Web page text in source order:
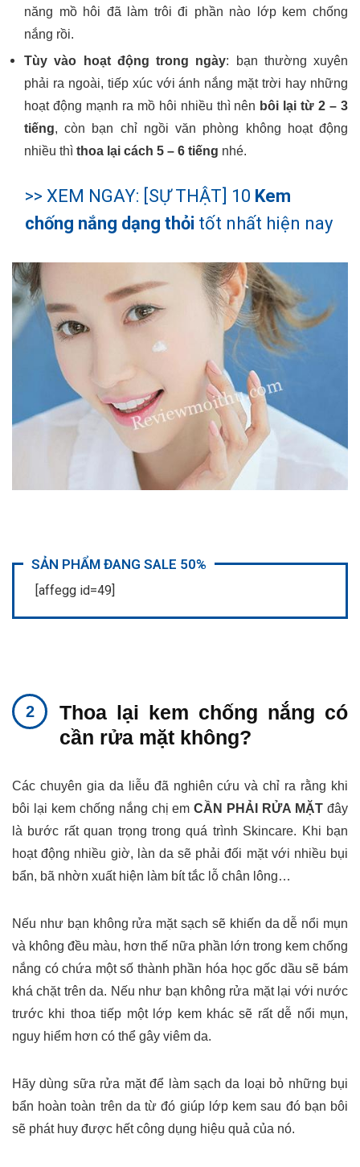
năng mồ hôi đã làm trôi đi phần nào lớp kem chống
nắng rồi.
Tùy vào hoạt động trong ngày: bạn thường xuyên
phải ra ngoài, tiếp xúc với ánh nắng mặt trời hay những
hoạt động mạnh ra mồ hôi nhiều thì nên bôi lại từ 2 – 3
tiếng, còn bạn chỉ ngồi văn phòng không hoạt động
nhiều thì thoa lại cách 5 – 6 tiếng nhé.
>> XEM NGAY: [SỰ THẬT] 10 Kem
chống nắng dạng thỏi tốt nhất hiện nay
SẢN PHẨM ĐANG SALE 50%
[affegg id=49]
Thoa lại kem chống nắng có
cần rửa mặt không?
Các chuyên gia da liễu đã nghiên cứu và chỉ ra rằng khi
bôi lại kem chống nắng chị emCẦN PHẢI RỬA MẶT đây
là bước rất quan trọng trong quá trình Skincare. Khi bạn
hoạt động nhiều giờ, làn da sẽ phải đối mặt với nhiều bụi
bẩn, bã nhờn xuất hiện làm bít tắc lỗ chân lông…
Nếu như bạn không rửa mặt sạch sẽ khiến da dễ nổi mụn
và không đều màu, hơn thế nữa phần lớn trong kem chống
nắng có chứa một số thành phần hóa học gốc dầu sẽ bám
khá chặt trên da. Nếu như bạn không rửa mặt lại với nước
trước khi thoa tiếp một lớp kem khác sẽ rất dễ nổi mụn,
nguy hiểm hơn có thể gây viêm da.
Hãy dùng sữa rửa mặt để làm sạch da loại bỏ những bụi
bẩn hoàn toàn trên da từ đó giúp lớp kem sau đó bạn bôi
sẽ phát huy được hết công dụng hiệu quả của nó.